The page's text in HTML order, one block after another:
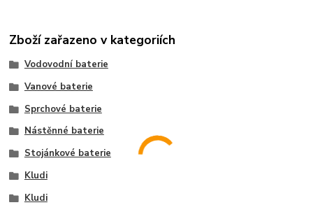
Zboží zařazeno v kategoriích
Vodovodní baterie
Vanové baterie
Sprchové baterie
Nástěnné baterie
Stojánkové baterie
Kludi
Kludi